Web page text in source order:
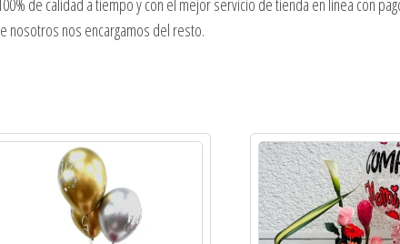
de calidad a tiempo y con el mejor servicio de tienda en línea con
nosotros nos encargamos del resto.